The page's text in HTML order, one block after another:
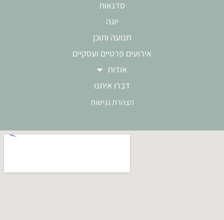
סדנאות
יוגה
תנועה ותוכן
אירועים פרטיים ועסקיים
אודות
דברו איתנו
הצהרת נגישות